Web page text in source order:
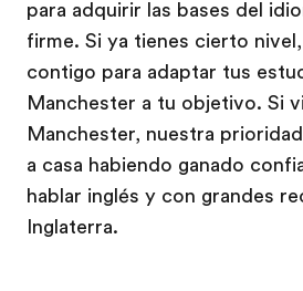
para adquirir las bases del
firme. Si ya tienes cierto
contigo para adaptar tus
Manchester a tu objetivo. Si
Manchester, nuestra
a casa habiendo ganado
hablar inglés y con grandes
Inglaterra.